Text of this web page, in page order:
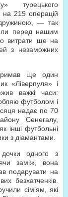
турецького
на 219 операцій
— так
перед нашим
витрати ще на
з незаможних
ще один
«Ліверпуля» і
важкі часи:
футболом і
надає по 70
Сенегалу,
інші футбольні
з діамантами.
одного з
заміж, вона
подарувати на
безхатченків.
сім’ям, які